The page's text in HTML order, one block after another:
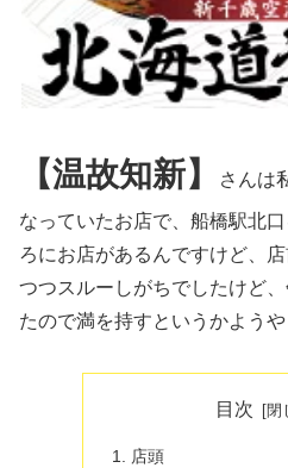
【温故知新】 さんは
なっていたお店で、船橋駅北
ろにお店があるんですけど、
つつスルーしがちでしたけど
たので満を持すというかよう
目次
店頭